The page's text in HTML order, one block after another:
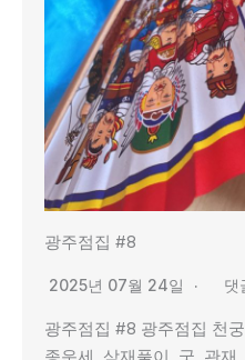
광주점집 #8
2025년 07월 24일 댓
광주점집 #8 광주점집 천